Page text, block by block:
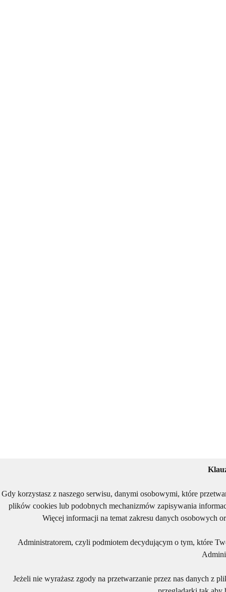
Gdy korzystasz z naszego serwisu, danymi osobowymi, które
plików cookies lub podobnych mechanizmów zapisywania
Więcej informacji na temat zakresu danych osobowych
Administratorem, czyli podmiotem decydującym o tym, które
Jeżeli nie wyrażasz zgody na przetwarzanie przez nas danych z